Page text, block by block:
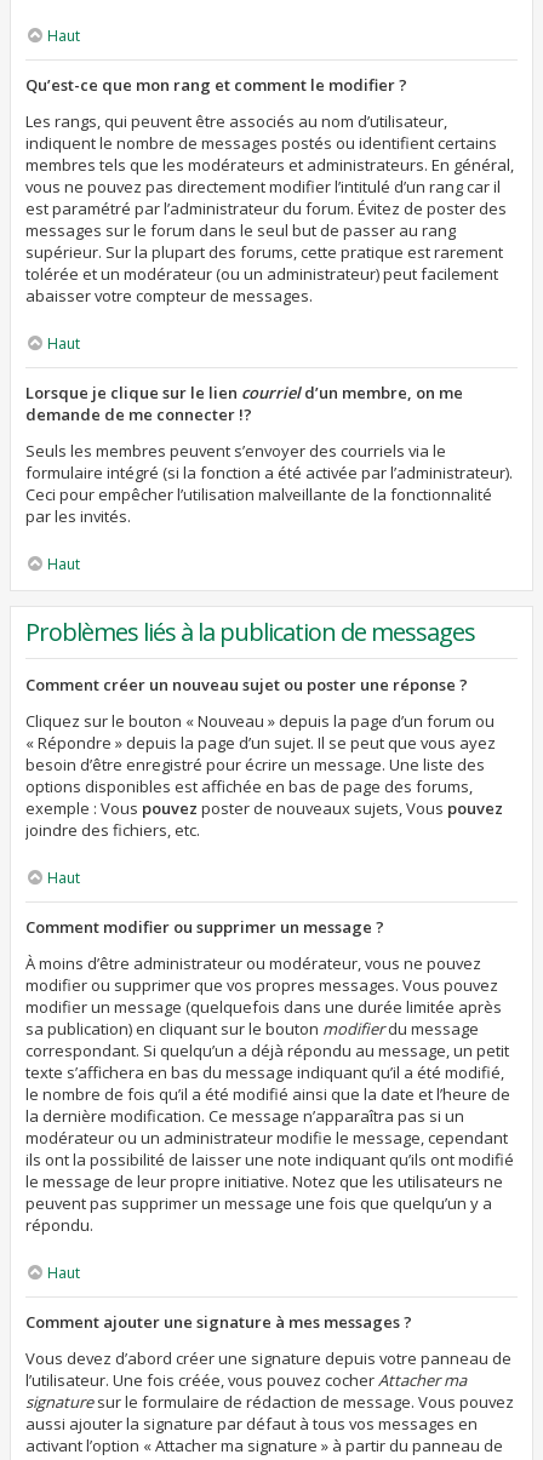
Haut
Qu’est-ce que mon rang et comment le modifier ?
Les rangs, qui peuvent être associés au nom d’utilisateur,
indiquent le nombre de messages postés ou identifient certains
membres tels que les modérateurs et administrateurs. En général,
vous ne pouvez pas directement modifier l’intitulé d’un rang car il
est paramétré par l’administrateur du forum. Évitez de poster des
messages sur le forum dans le seul but de passer au rang
supérieur. Sur la plupart des forums, cette pratique est rarement
tolérée et un modérateur (ou un administrateur) peut facilement
abaisser votre compteur de messages.
Haut
Lorsque je clique sur le lien courrield’un membre, on me
demande de me connecter !?
Seuls les membres peuvent s’envoyer des courriels via le
formulaire intégré (si la fonction a été activée par l’administrateur).
Ceci pour empêcher l’utilisation malveillante de la fonctionnalité
par les invités.
Haut
Problèmes liés à la publication de messages
Comment créer un nouveau sujet ou poster une réponse ?
Cliquez sur le bouton « Nouveau » depuis la page d’un forum ou
« Répondre » depuis la page d’un sujet. Il se peut que vous ayez
besoin d’être enregistré pour écrire un message. Une liste des
options disponibles est affichée en bas de page des forums,
exemple : Vous pouvez poster de nouveaux sujets, Vous pouvez
joindre des fichiers, etc.
Haut
Comment modifier ou supprimer un message ?
À moins d’être administrateur ou modérateur, vous ne pouvez
modifier ou supprimer que vos propres messages. Vous pouvez
modifier un message (quelquefois dans une durée limitée après
sa publication) en cliquant sur le bouton modifierdu message
correspondant. Si quelqu’un a déjà répondu au message, un petit
texte s’affichera en bas du message indiquant qu’il a été modifié,
le nombre de fois qu’il a été modifié ainsi que la date et l’heure de
la dernière modification. Ce message n’apparaîtra pas si un
modérateur ou un administrateur modifie le message, cependant
ils ont la possibilité de laisser une note indiquant qu’ils ont modifié
le message de leur propre initiative. Notez que les utilisateurs ne
peuvent pas supprimer un message une fois que quelqu’un y a
répondu.
Haut
Comment ajouter une signature à mes messages ?
Vous devez d’abord créer une signature depuis votre panneau de
l’utilisateur. Une fois créée, vous pouvez cocherAttacher ma
signaturesur le formulaire de rédaction de message. Vous pouvez
aussi ajouter la signature par défaut à tous vos messages en
activant l’option « Attacher ma signature » à partir du panneau de